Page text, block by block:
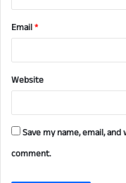
Email*
Website
Save my name, email,
comment.